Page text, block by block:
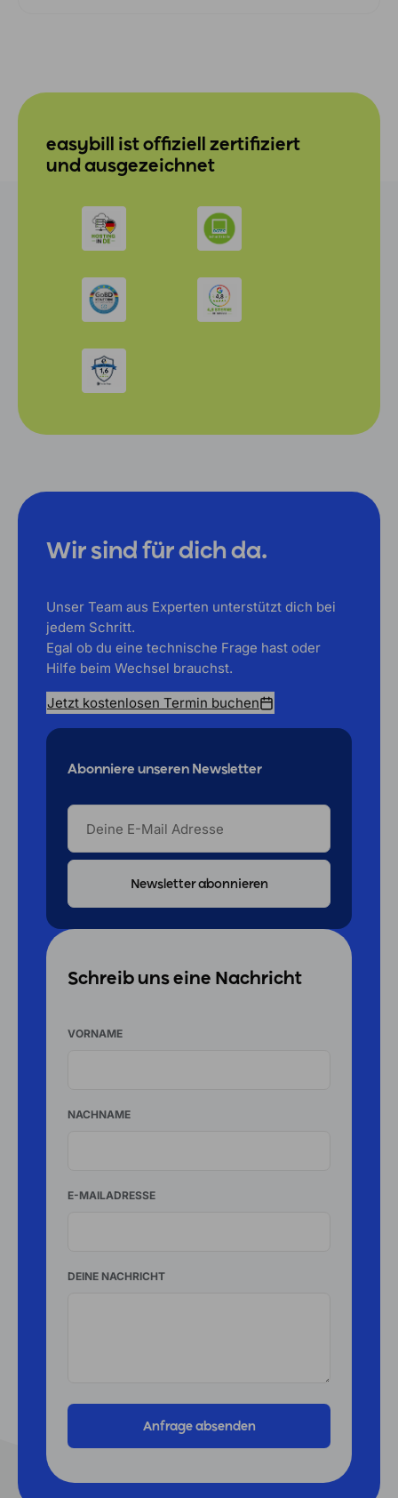
easybill ist offiziell zertifiziert
und ausgezeichnet
Wir sind für dich da.
Unser Team aus Experten unterstützt dich bei
jedem Schritt.
Egal ob du eine technische Frage hast oder
Hilfe beim Wechsel brauchst.
Jetzt kostenlosen Termin buchen
Abonniere unseren Newsletter
DEINE
MAIL
ADRESSE
Schreib uns eine Nachricht
VORNAME
NACHNAME
E-MAILADRESSE
DEINE NACHRICHT